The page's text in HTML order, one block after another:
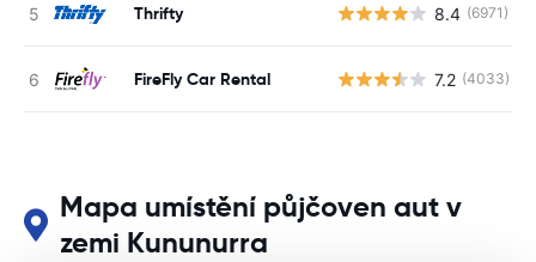
Thrifty 8.4 (6971)
FireFly Car Rental 7.2 (4033)
Mapa umístění půjčoven aut v
zemi Kununurra